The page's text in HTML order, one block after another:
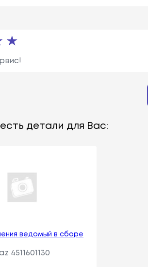
детали для Вас:
ведомый в сборе
4511601130